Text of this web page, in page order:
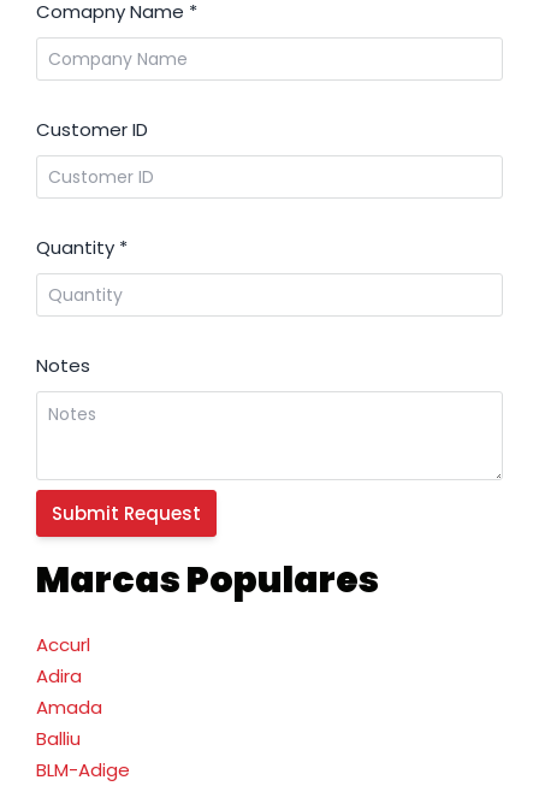
Marcas Populares
Accurl
Adira
Amada
Balliu
BLM-Adige
Comapny Name *
Customer ID
Quantity *
Notes